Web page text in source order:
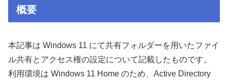
概要
本記事は Windows 11 にて共有フォルダーを用いたファイ
ル共有とアクセス権の設定について記載したものです。
利用環境は Windows 11 Home のため、Active Directory